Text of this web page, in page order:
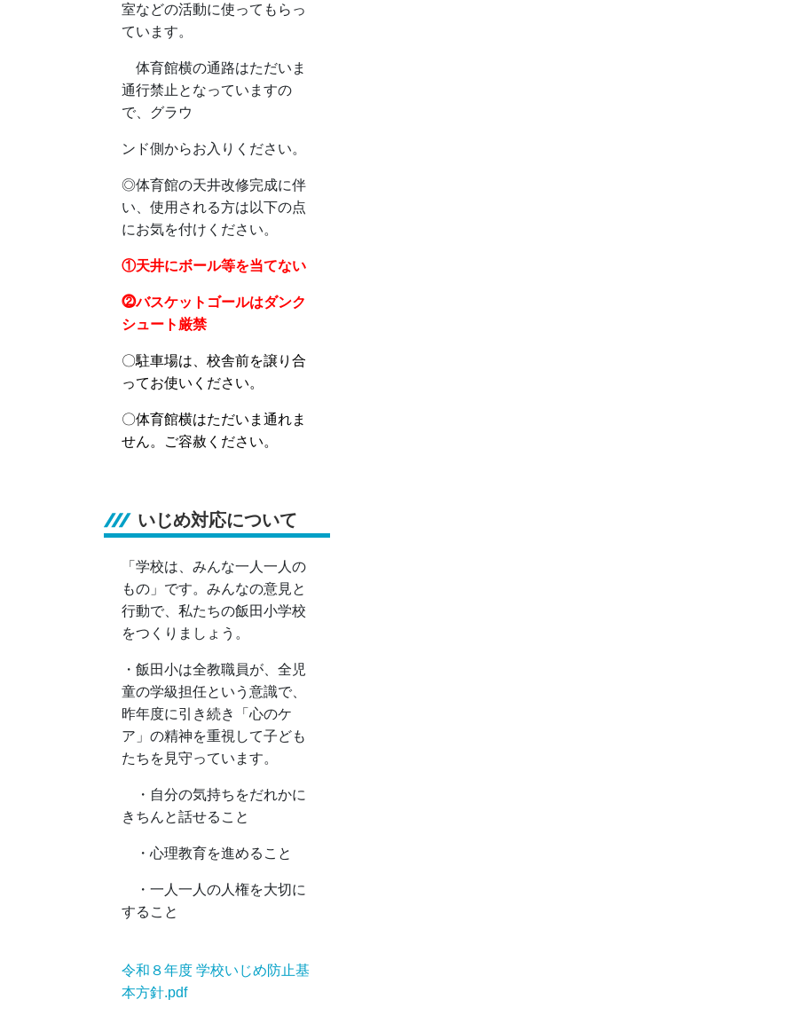
室などの活動に使ってもらっ
ています。
体育館横の通路はただいま
通行禁止となっていますの
で、グラウ
ンド側からお入りください。
◎体育館の天井改修完成に伴
い、使用される方は以下の点
にお気を付けください。
①天井にボール等を当てない
⓶バスケットゴールはダンク
シュート厳禁
〇駐車場は、校舎前を譲り合
ってお使いください。
〇体育館横はただいま通れま
せん。ご容赦ください。
いじめ対応について
「学校は、みんな一人一人の
もの」です。みんなの意見と
行動で、私たちの飯田小学校
をつくりましょう。
・飯田小は全教職員が、全児
童の学級担任という意識で、
昨年度に引き続き「心のケ
ア」の精神を重視して子ども
たちを見守っています。
・自分の気持ちをだれかに
きちんと話せること
・心理教育を進めること
・一人一人の人権を大切に
すること
令和８年度 学校いじめ防止基
本方針.pdf